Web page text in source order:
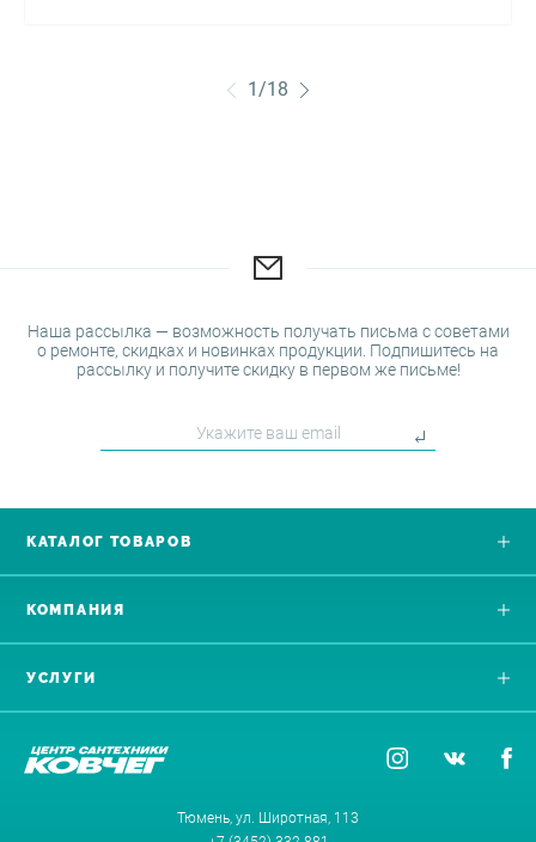
1/18
Наша рассылка — возможность получать письма с советами
о ремонте, скидках и новинках продукции. Подпишитесь на
рассылку и получите скидку в первом же письме!
Тюмень, ул. Широтная, 113
КАТАЛОГ ТОВАРОВ
УСЛУГИ
КОМПАНИЯ